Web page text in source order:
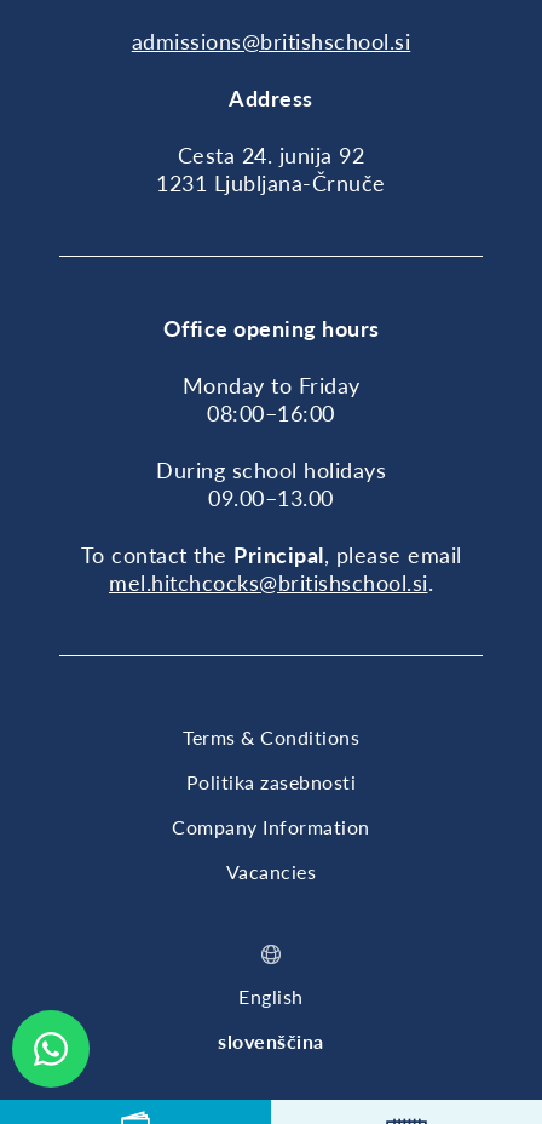
admissions@britishschool.si
Address
Cesta 24. junija 92
1231 Ljubljana-Črnuče
Office opening hours
Monday to Friday
08:00–16:00
During school holidays
09.00–13.00
To contact the Principal, please email
mel.hitchcocks@britishschool.si.
Terms & Conditions
Politika zasebnosti
Company Information
Vacancies
English
slovenščina